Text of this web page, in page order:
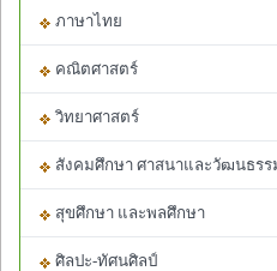
ภาษาไทย
คณิตศาสตร์
วิทยาศาสตร์
สังคมศึกษา ศาสนาและวัฒนธรร
สุขศึกษา และพลศึกษา
ศิลปะ-ทัศนศิลป์